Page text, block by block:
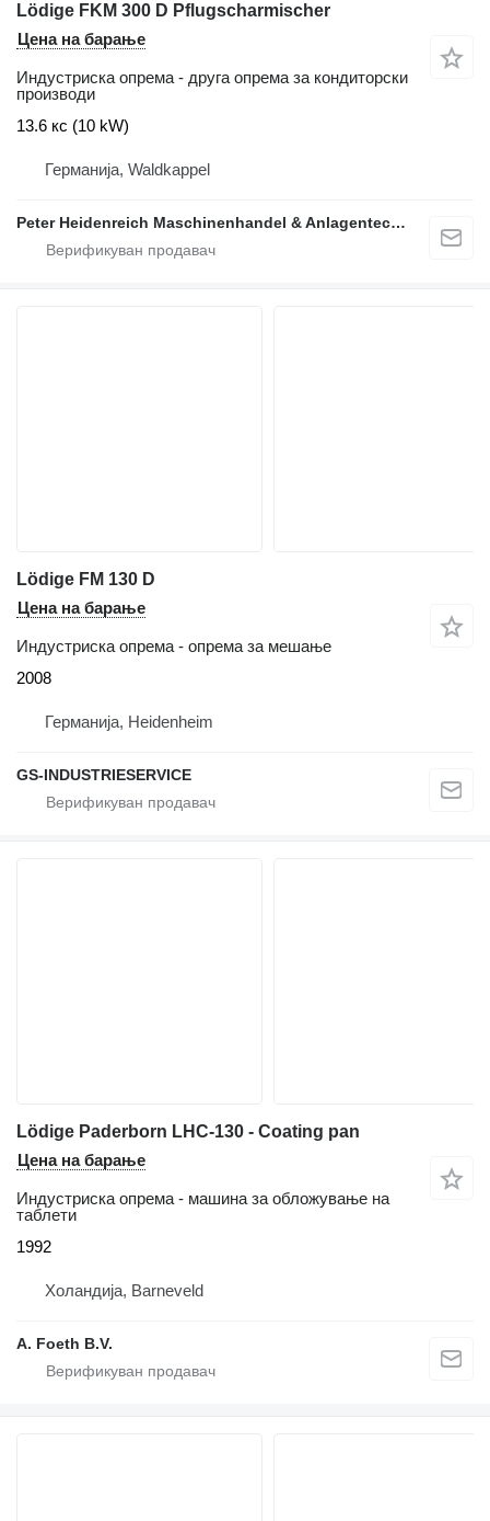
Lödige FKM 300 D Pflugscharmischer
Цена на барање
Индустриска опрема - друга опрема за кондиторски
производи
13.6 кс (10 kW)
Германија, Waldkappel
Peter Heidenreich Maschinenhandel & Anlagentechnik
Lödige FM 130 D
Цена на барање
Индустриска опрема - опрема за мешање
2008
Германија, Heidenheim
GS-INDUSTRIESERVICE
Lödige Paderborn LHC-130 - Coating pan
Цена на барање
Индустриска опрема - машина за обложување на
таблети
1992
Холандија, Barneveld
A. Foeth B.V.